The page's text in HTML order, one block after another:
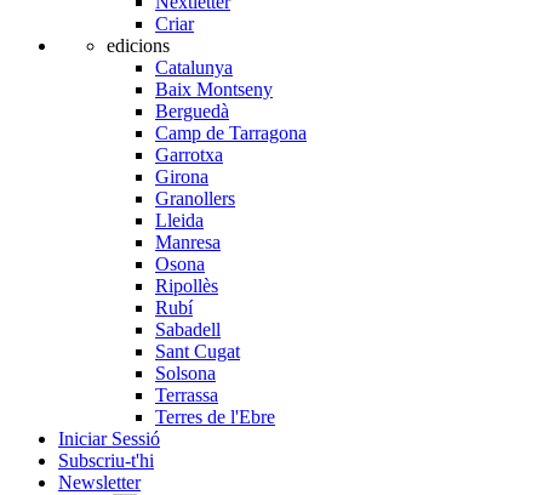
Criar
edicions
Catalunya
Baix Montseny
Berguedà
Camp de Tarragona
Garrotxa
Girona
Granollers
Lleida
Manresa
Osona
Ripollès
Rubí
Sabadell
Sant Cugat
Solsona
Terrassa
Terres de l'Ebre
Iniciar Sessió
Subscriu-t'hi
Newsletter